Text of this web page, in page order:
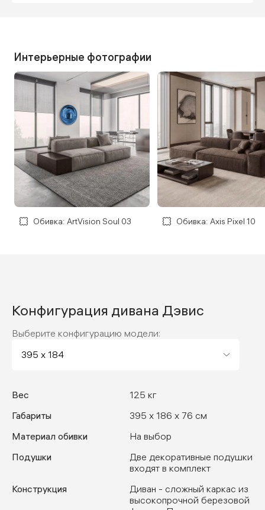
Интерьерные фотографии
Обивка: ArtVision Soul 03 Обивка: Axis Pixel 10
Конфигурация дивана Дэвис
Выберите конфигурацию модели:
Вес
125 кг
Габариты
395 x 186 x 76 см
Материал обивки
На выбор
Подушки
Две декоративные подушки
входят в комплект
Конструкция
Диван - сложный каркас из
высокопрочной березовой